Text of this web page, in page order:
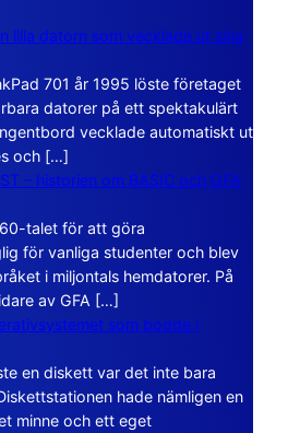
lilla datorn som vecklade ut sina
701 år 1995 löste företaget
datorer på ett spektakulärt
vecklade automatiskt ut
och […]
– historien om BASIC och GFA
talet för att göra
för vanliga studenter och blev
i miljontals hemdatorer. På
av GFA […]
som bodde i
en diskett var det inte bara
hade nämligen en
minne och ett eget